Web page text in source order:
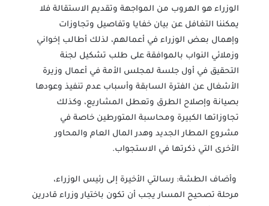
الوزراء هو الهروب من المواجهة وتقديم الاستقالة فلا
يمكننا التغافل عن بيان خفايا وتفاصيل وتجاوزات
وإهمال بعض الوزراء في أعمالهم، لذلك أطالب إخواني
وزملائي النواب بالموافقة على طلب تشكيل لجنة
التحقيق في أول جلسة لمجلس الأمة في أعمال وزيرة
الأشغال عن الفترة السابقة وأسباب عدم تنفيذ وعودها
بصيانة وإصلاح الطرق وتعطل المشاريع، وكذلك
تجاوزاتها الكبيرة ومحاسبة المتورطين خاصة في
مشروع المطار الجديد وهدر المال العام والمحاور
الأخرى التي ذكرتها في الاستجواب.
وأضاف الطشة: رسالتي الأخيرة إلى رئيس الوزراء،
مرحلة تصحيح المسار يجب أن تكون باختيار وزراء قادرين